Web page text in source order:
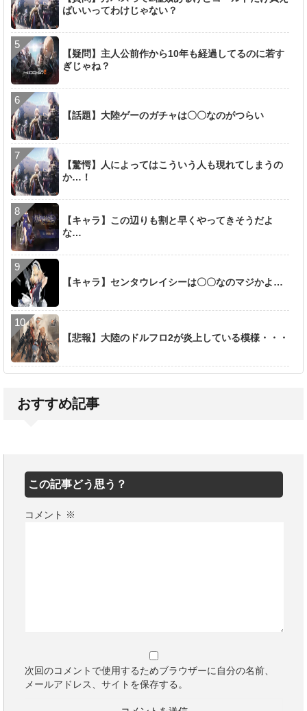
ばいいってわけじゃない？
【疑問】主人公前作から10年も経過してるのに若す
ぎじゃね？
【話題】大陸ゲーのガチャは〇〇なのがつらい
【驚愕】人によってはこういう人も現れてしまうの
か…！
【キャラ】この辺りも割と早くやってきそうだよ
な…
【キャラ】センタウレイシーは〇〇なのマジかよ…
【悲報】大陸のドルフロ2が炎上している模様・・・
おすすめ記事
この記事どう思う？
コメント ※
次回のコメントで使用するためブラウザーに自分の名前、
メールアドレス、サイトを保存する。